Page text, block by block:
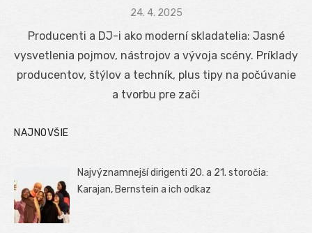
Posted
24. 4. 2025
Producenti a DJ-i ako moderní skladatelia: Jasné
vysvetlenia pojmov, nástrojov a vývoja scény. Príklady
producentov, štýlov a techník, plus tipy na počúvanie
a tvorbu pre zači
NAJNOVŠIE
Najvýznamnejší dirigenti 20. a 21. storočia:
Karajan, Bernstein a ich odkaz